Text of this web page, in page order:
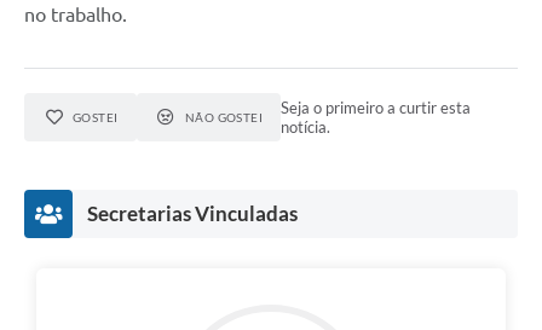
no trabalho.
GOSTEI NÃO GOSTEI
Seja o primeiro a curtir esta
notícia.
Secretarias Vinculadas